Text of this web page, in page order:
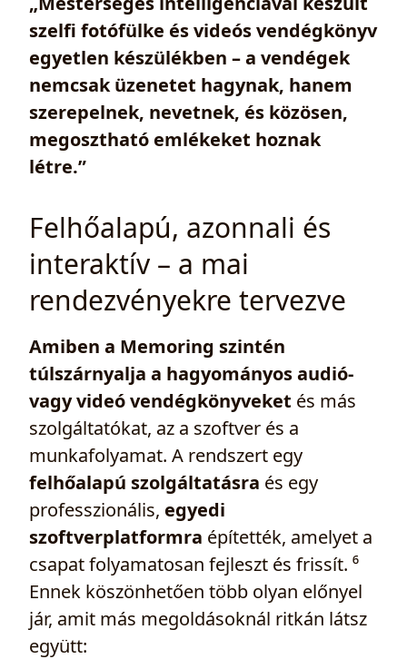
szelfi fotófülke és videós vendégkönyv
egyetlen készülékben – a vendégek
nemcsak üzenetet hagynak, hanem
szerepelnek, nevetnek, és közösen,
megosztható emlékeket hoznak
létre.”
Felhőalapú, azonnali és
interaktív – a mai
rendezvényekre tervezve
Amiben a Memoring szintén
túlszárnyalja a hagyományos audió-
vagy videó vendégkönyveket és más
szolgáltatókat, az a szoftver és a
munkafolyamat. A rendszert egy
felhőalapú szolgáltatásra és egy
professzionális, egyedi
szoftverplatformra építették, amelyet a
csapat folyamatosan fejleszt és frissít. ⁶
Ennek köszönhetően több olyan előnyel
jár, amit más megoldásoknál ritkán látsz
együtt: